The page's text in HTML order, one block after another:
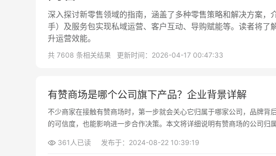
深入探讨新零售领域的指南，涵盖了多种零售策略和解决方案
手）及服务包实现私域运营、客户互动、导购赋能等。读者将
升运营效能。
共 7608 条相关结果 更新时间：2026-04-17 00:47:33
有赞商场是哪个公司旗下产品？企业背景详解
不少商家在接触有赞商场时，第一步就会关心它归属于哪家公司，品牌
的可信度，也能影响进一步合作决策。本文将详细说明有赞商场的公司归
361人已读 发布于：2024-08-22 10:39:19